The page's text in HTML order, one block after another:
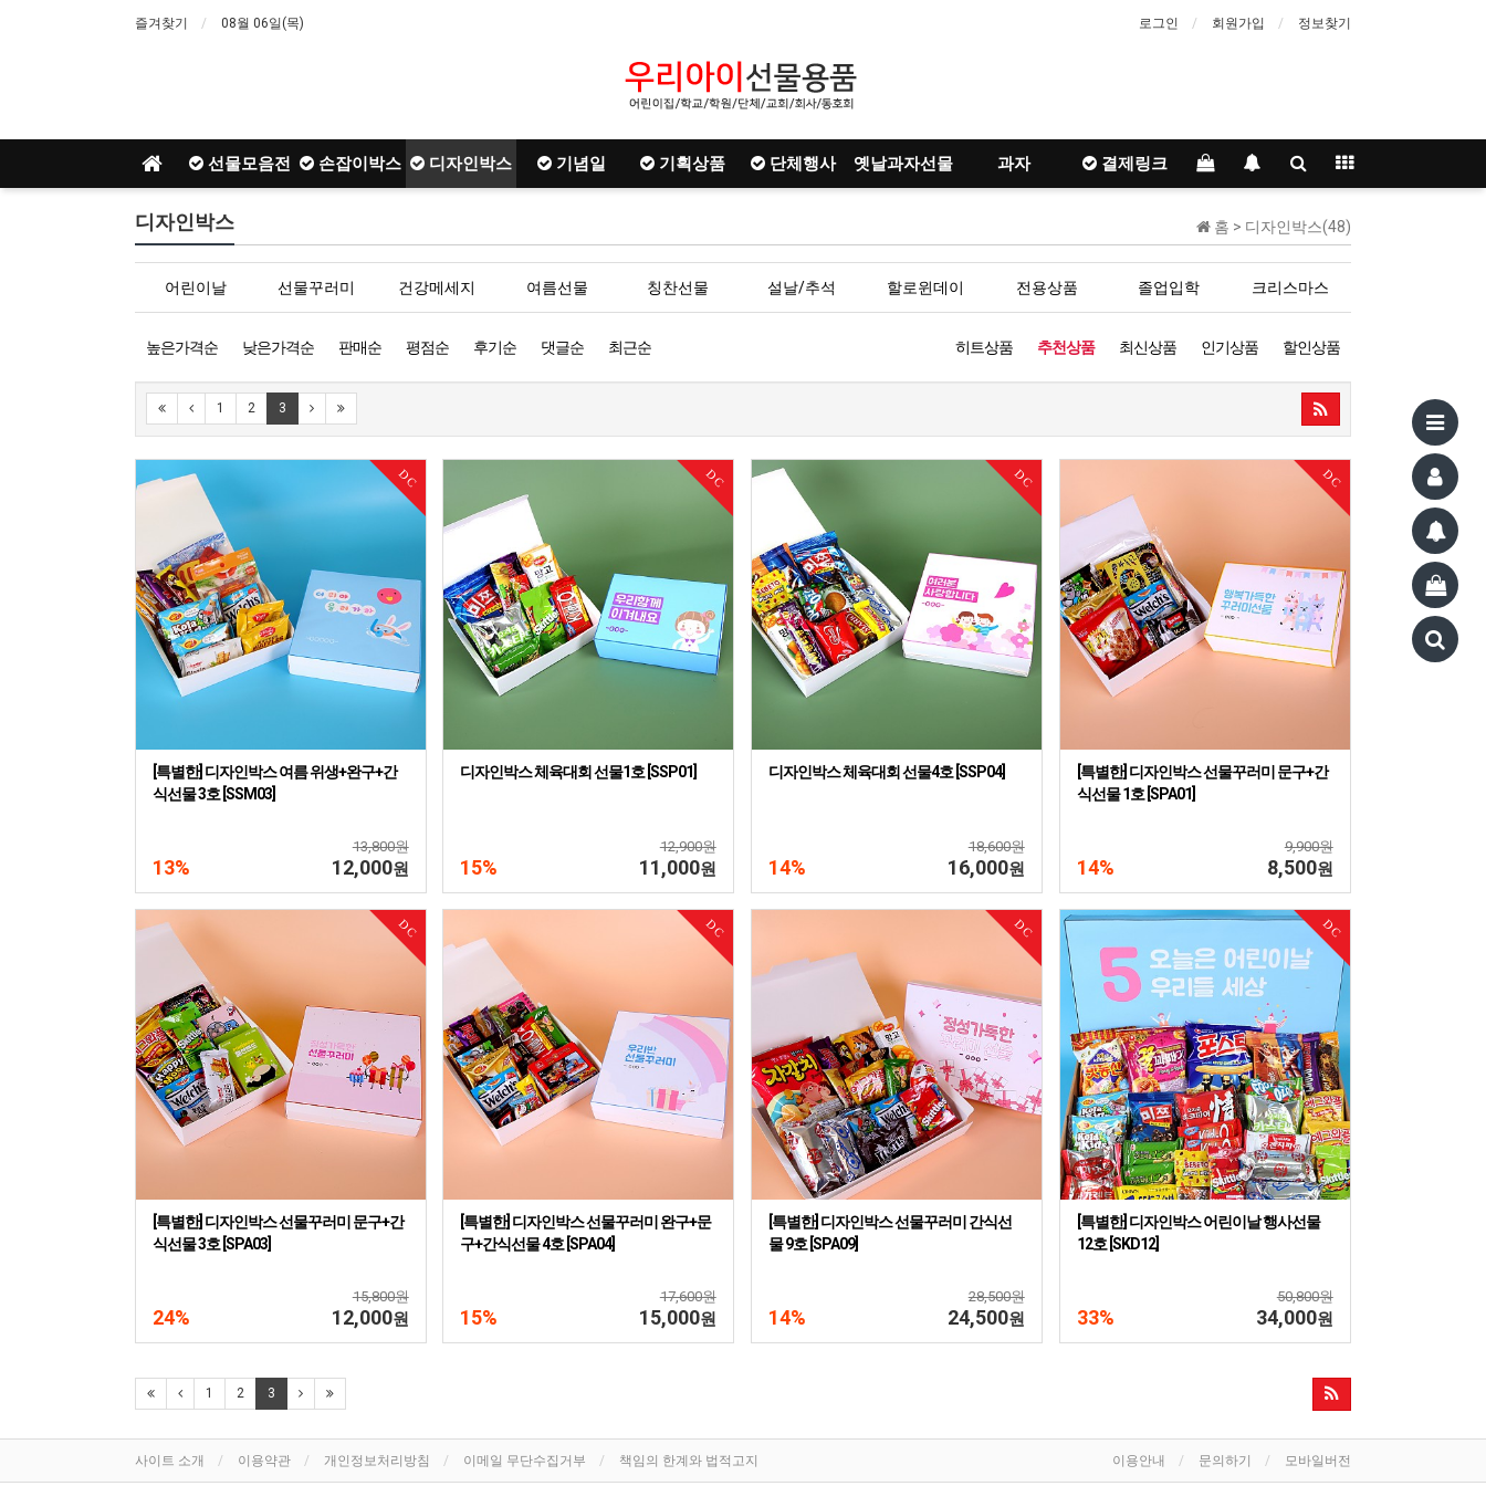
즐겨찾기 08월 06일(목) 로그인 회원가입 정보찾기
선물모음전 손잡이박스 디자인박스 기념일 기획상품 단체행사 옛날과자선물 과자 결제링크
홈 > 디자인박스(48)
디자인박스
어린이날 선물꾸러미 건강메세지 여름선물 칭찬선물 설날/추석 할로윈데이 전용상품 졸업입학 크리스마스
높은가격순 낮은가격순 판매순 평점순 후기순 댓글순 최근순 히트상품 추천상품 최신상품 인기상품 할인상품
1 2 3
DC
[특별한] 디자인박스 여름 위생+완구+간
식선물 3호 [SSM03]
13,800원
13% 12,000원
DC
디자인박스 체육대회 선물1호 [SSP01]
12,900원
15% 11,000원
DC
디자인박스 체육대회 선물4호 [SSP04]
18,600원
14% 16,000원
DC
[특별한] 디자인박스 선물꾸러미 문구+간
식선물 1호 [SPA01]
9,900원
14% 8,500원
DC
[특별한] 디자인박스 선물꾸러미 문구+간
식선물 3호 [SPA03]
15,800원
24% 12,000원
DC
[특별한] 디자인박스 선물꾸러미 완구+문
구+간식선물 4호 [SPA04]
17,600원
15% 15,000원
DC
[특별한] 디자인박스 선물꾸러미 간식선
물 9호 [SPA09]
28,500원
14% 24,500원
DC
[특별한] 디자인박스 어린이날 행사선물
12호 [SKD12]
50,800원
33% 34,000원
1 2 3
사이트 소개 이용약관 개인정보처리방침 이메일 무단수집거부 책임의 한계와 법적고지 이용안내 문의하기 모바일버전